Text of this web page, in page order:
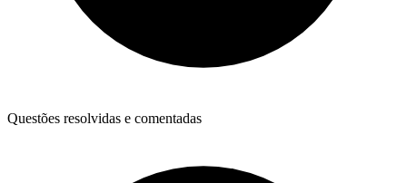
Questões resolvidas e comentadas